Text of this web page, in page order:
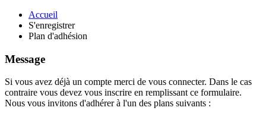
Accueil
S'enregistrer
Plan d'adhésion
Message
Si vous avez déjà un compte merci de vous connecter. Dans le cas
contraire vous devez vous inscrire en remplissant ce formulaire.
Nous vous invitons d'adhérer à l'un des plans suivants :